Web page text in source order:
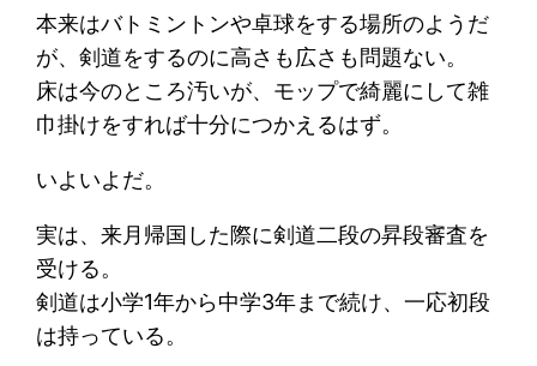
本来はバトミントンや卓球をする場所のようだ
が、剣道をするのに高さも広さも問題ない。
床は今のところ汚いが、モップで綺麗にして雑
巾掛けをすれば十分につかえるはず。
いよいよだ。
実は、来月帰国した際に剣道二段の昇段審査を
受ける。
剣道は小学1年から中学3年まで続け、一応初段
は持っている。